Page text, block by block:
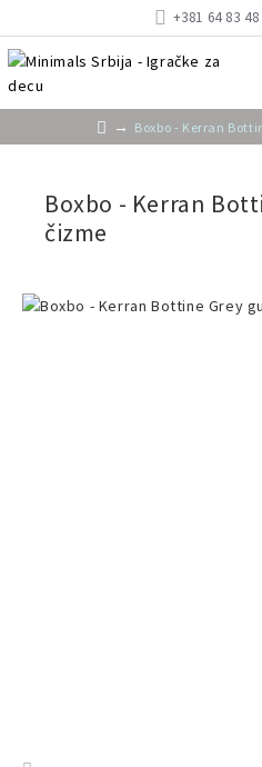
+381 64 83 48
Boxbo - Kerran
Boxbo - Kerran
čizme